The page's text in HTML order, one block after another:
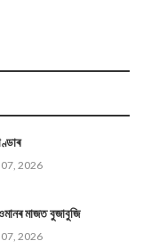
2026
মাজত বুজাবুজি
2026